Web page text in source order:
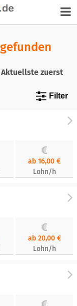
Filter
ab 16,00 €
Lohn/h
ab 20,00 €
Lohn/h